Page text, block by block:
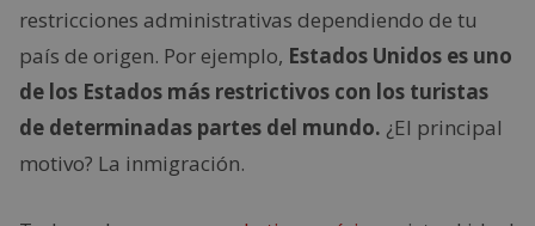
restricciones administrativas dependiendo de tu
país de origen. Por ejemplo, Estados Unidos es uno
de los Estados más restrictivos con los turistas
de determinadas partes del mundo. ¿El principal
motivo? La inmigración.